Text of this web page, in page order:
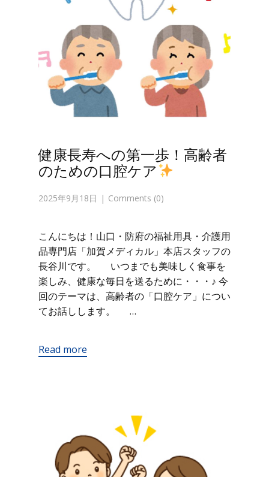
健康長寿への第一歩！高齢者
のための口腔ケア
2025年9月18日 Comments (0)
こんにちは！山口・防府の福祉用具・介護用
品専門店「加賀メディカル」本店スタッフの
長谷川です。 いつまでも美味しく食事を
楽しみ、健康な毎日を送るために・・・♪ 今
回のテーマは、高齢者の「口腔ケア」につい
てお話しします。 …
Read more